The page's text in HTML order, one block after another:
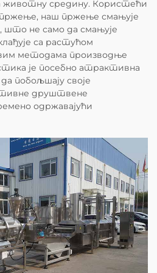
животну средину. Користећи
пржење, наш пржење смањује
не само да смањује
са растућом
методама производње
је посебно атрактивна
побољшају своје
друштвене
одржавајући